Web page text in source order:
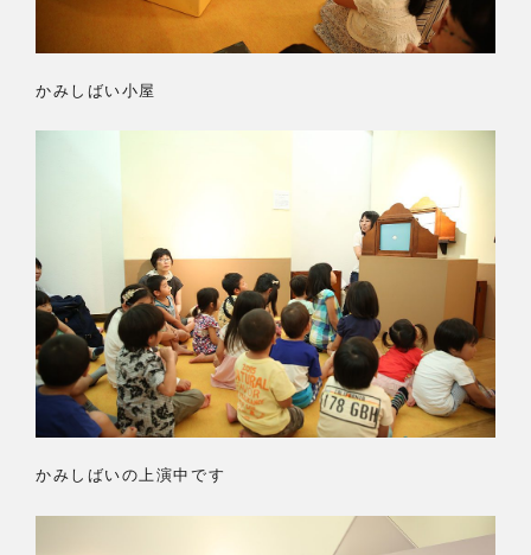
かみしばい小屋
かみしばいの上演中です